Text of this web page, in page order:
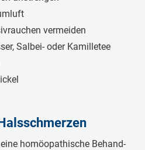
an an­de­rer Stel­le Hals­
der Ope­ra­tion dau­ert es im
bis Be­trof­fe­ne wie­der voll ein­
Wund­schmerz nach einer
ver­ord­net.
ver­mei­den
Sal­bei- oder Ka­mille­tee
ho­möo­pa­thi­sche Be­hand­